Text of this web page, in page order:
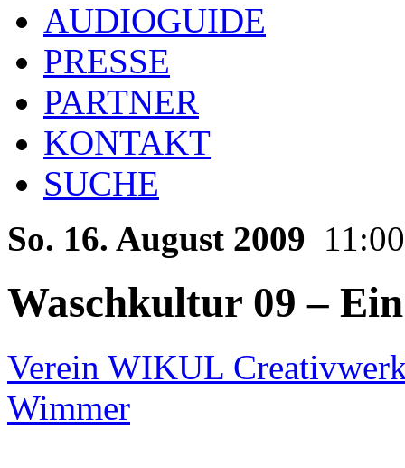
AUDIOGUIDE
PRESSE
PARTNER
KONTAKT
SUCHE
So. 16. August 2009 11:00
Waschkultur 09 –
Verein WIKUL
Wimmer